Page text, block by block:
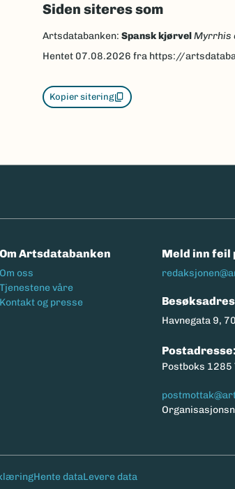
Siden siteres som
Artsdatabanken: Spansk kjørvelMyrrhis
Hentet 07.08.2026 fra https://
Kopier sitering
Om Artsdatabanken
Footermeny
Om oss
Tjenestene våre
Kontakt og presse
Meld inn feil
Havnegata 9,
Postadresse:
Postboks 1285
Hente dataLevere data